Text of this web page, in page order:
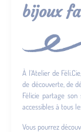
bijoux
À l’Atelier de
de découverte, de
Félicie partage son
accessibles à tous
Vous pourrez